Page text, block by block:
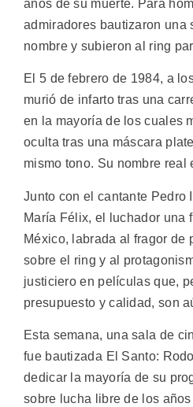
años de su muerte. Para
admiradores bautizaron una
nombre y subieron al ring
El 5 de febrero de 1984, a
murió de infarto tras una
en la mayoría de los cuales
oculta tras una máscara
mismo tono. Su nombre real
Junto con el cantante Pedro
María Félix, el luchador una
México, labrada al fragor de
sobre el ring y al
justiciero en películas que,
presupuesto y calidad, son
Esta semana, una sala de
fue bautizada El Santo:
dedicar la mayoría de su
sobre lucha libre de los